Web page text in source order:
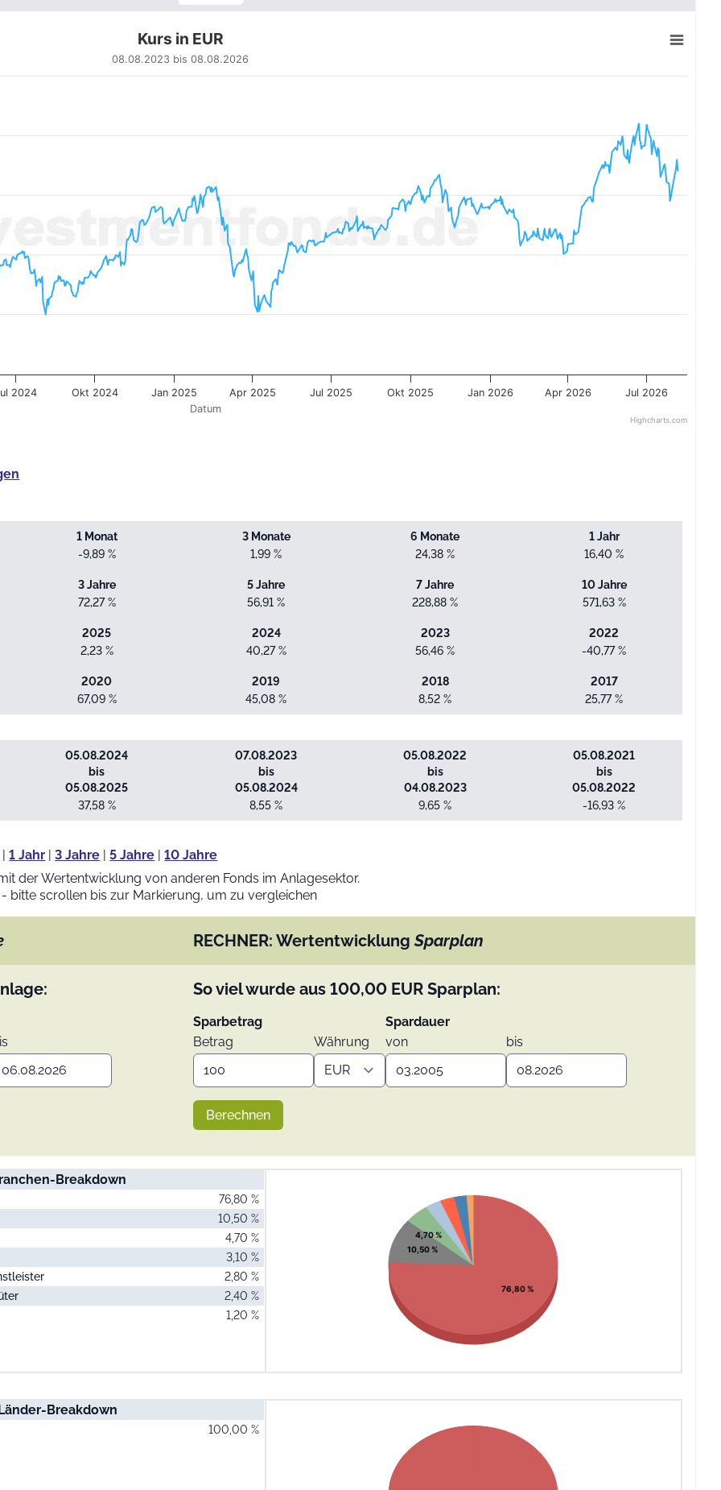
Datum
Kurs in EUR
08.08.2023 bis 08.08.2026
2024 Jan 2025 Jul 2025 Jan 2026 Jul 2026
Okt 2024 Apr 2025 Okt 2025 Apr 2026
Highcharts.com
1 Monat
-9,89 %
3 Monate
1,99 %
6 Monate
24,38 %
1 Jahr
16,40 %
3 Jahre
72,27 %
5 Jahre
56,91 %
7 Jahre
228,88 %
10 Jahre
571,63 %
2025
2,23 %
2024
40,27 %
2023
56,46 %
2022
-40,77 %
2020
67,09 %
2019
45,08 %
2018
8,52 %
2017
25,77 %
05.08.2024
bis
05.08.2025
37,58 %
07.08.2023
bis
05.08.2024
8,55 %
05.08.2022
bis
04.08.2023
9,65 %
05.08.2021
bis
05.08.2022
-16,93 %
|1 Jahr |3 Jahre |5 Jahre |10 Jahre
der Wertentwicklung von anderen Fonds im Anlagesektor.
bitte scrollen bis zur Markierung, um zu vergleichen
RECHNER: WertentwicklungSparplan
So viel wurde aus 100,00 EUR Sparplan:
Sparbetrag
Betrag
Währung
Spardauer
von
bis
Berechnen
Breakdown
76,80 %
10,50 %
4,70 %
3,10 %
2,80 %
2,40 %
1,20 %
Pie chart with 7 slices.
View as data table, Chart
76,80 %
10,50 %
4,70 %
Breakdown
100,00 %
Pie chart with 1 slice.
View as data table, Chart